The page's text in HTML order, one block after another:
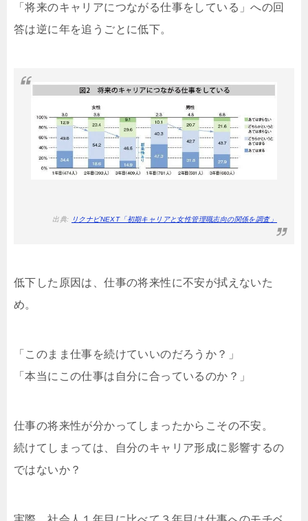
「将来のキャリアにつながる仕事をしている」への回
答は逆に年を追うごとに低下。
出典: リクナビNEXT「初期キャリアと女性管理職志向の関係を調査」
低下した原因は、仕事の将来性に不安が拭えないた
め。
「このまま仕事を続けていいのだろうか？」
「本当にこの仕事は自分に合っているのか？」
仕事の将来性が分かってしまったからこその不安。
続けてしまっては、自分のキャリア形成に影響するの
ではないか？